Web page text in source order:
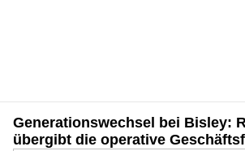
Generationswechsel bei Bisley:
übergibt die operative